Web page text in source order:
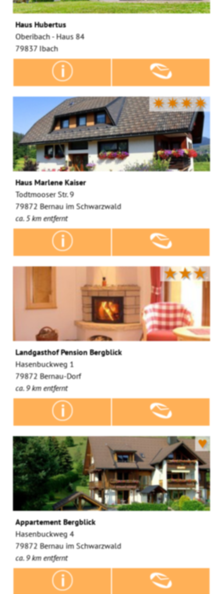
Haus Hubertus
Oberibach - Haus 84
79837 Ibach
✷✷✷✷
Haus Marlene Kaiser
Todtmooser Str. 9
79872 Bernau im Schwarzwald
ca. 5 km entfernt
★★★
Landgasthof Pension Bergblick
Hasenbuckweg 1
79872 Bernau-Dorf
ca. 9 km entfernt
♥
Appartement Bergblick
Hasenbuckweg 4
79872 Bernau im Schwarzwald
ca. 9 km entfernt